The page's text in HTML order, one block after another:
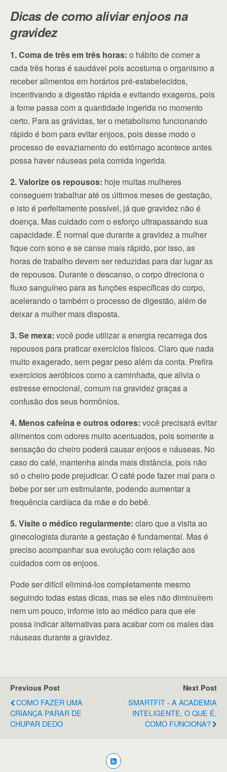
Dicas de como aliviar enjoos na
gravidez
1. Coma de três em três horas: o hábito de comer a
cada três horas é saudável pois acostuma o organismo a
receber alimentos em horários pré-estabelecidos,
incentivando a digestão rápida e evitando exageros, pois
a fome passa com a quantidade ingerida no momento
certo. Para as grávidas, ter o metabolismo funcionando
rápido é bom para evitar enjoos, pois desse modo o
processo de esvaziamento do estômago acontece antes
possa haver náuseas pela comida ingerida.
2. Valorize os repousos: hoje muitas mulheres
conseguem trabalhar até os últimos meses de gestação,
e isto é perfeitamente possível, já que gravidez não é
doença. Mas cuidado com o esforço ultrapassando sua
capacidade. É normal que durante a gravidez a mulher
fique com sono e se canse mais rápido, por isso, as
horas de trabalho devem ser reduzidas para dar lugar as
de repousos. Durante o descanso, o corpo direciona o
fluxo sanguíneo para as funções específicas do corpo,
acelerando o também o processo de digestão, além de
deixar a mulher mais disposta.
3. Se mexa: você pode utilizar a energia recarrega dos
repousos para praticar exercícios físicos. Claro que nada
muito exagerado, sem pegar peso além da conta. Prefira
exercícios aeróbicos como a caminhada, que alivia o
estresse emocional, comum na gravidez graças a
confusão dos seus hormônios.
4. Menos cafeína e outros odores: você precisará evitar
alimentos com odores muito acentuados, pois somente a
sensação do cheiro poderá causar enjoos e náuseas. No
caso do café, mantenha ainda mais distância, pois não
só o cheiro pode prejudicar. O café pode fazer mal para o
bebe por ser um estimulante, podendo aumentar a
frequência cardíaca da mãe e do bebê.
5. Visite o médico regularmente: claro que a visita ao
ginecologista durante a gestação é fundamental. Mas é
preciso acompanhar sua evolução com relação aos
cuidados com os enjoos.
Pode ser difícil eliminá-los completamente mesmo
seguindo todas estas dicas, mas se eles não diminuírem
nem um pouco, informe isto ao médico para que ele
possa indicar alternativas para acabar com os males das
náuseas durante a gravidez.
Previous Post
COMO FAZER UMA
CRIANÇA PARAR DE
CHUPAR DEDO
Next Post
SMARTFIT - A ACADEMIA
INTELIGENTE, O QUE É,
COMO FUNCIONA?